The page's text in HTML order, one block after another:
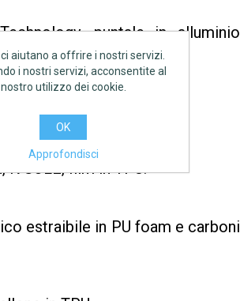
puntale in alluminio
K SOLE, film in TPU.
estraibile in PU foam e carboni
ci aiutano a offrire i nostri servizi.
i nostri servizi, acconsentite al
nostro utilizzo dei cookie.
OK
Approfondisci